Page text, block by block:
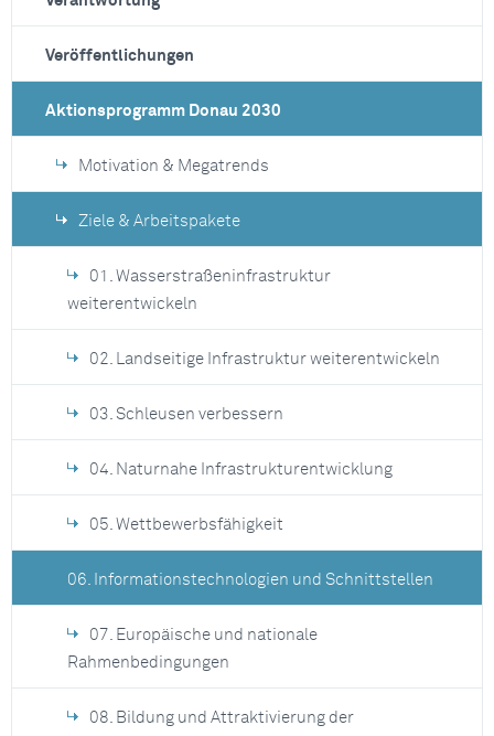
Veröffentlichungen
Aktionsprogramm Donau 2030
Motivation & Megatrends
Ziele & Arbeitspakete
01. Wasserstraßeninfrastruktur
weiterentwickeln
02. Landseitige Infrastruktur weiterentwickeln
03. Schleusen verbessern
04. Naturnahe Infrastrukturentwicklung
05. Wettbewerbsfähigkeit
06. Informationstechnologien und Schnittstellen
07. Europäische und nationale
Rahmenbedingungen
08. Bildung und Attraktivierung der